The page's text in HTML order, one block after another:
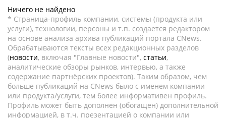
Ничего не найдено
* Страница-профиль компании, системы (продукта или
услуги), технологии, персоны и т.п. создается редактором
на основе анализа архива публикаций портала CNews.
Обрабатываются тексты всех редакционных разделов
(новости, включая "Главные новости", статьи,
аналитические обзоры рынков, интервью, а также
содержание партнёрских проектов). Таким образом, чем
больше публикаций на CNews было с именем компании
или продукта/услуги, тем более информативен профиль.
Профиль может быть дополнен (обогащен) дополнительной
информацией, в т.ч. презентацией о компании или